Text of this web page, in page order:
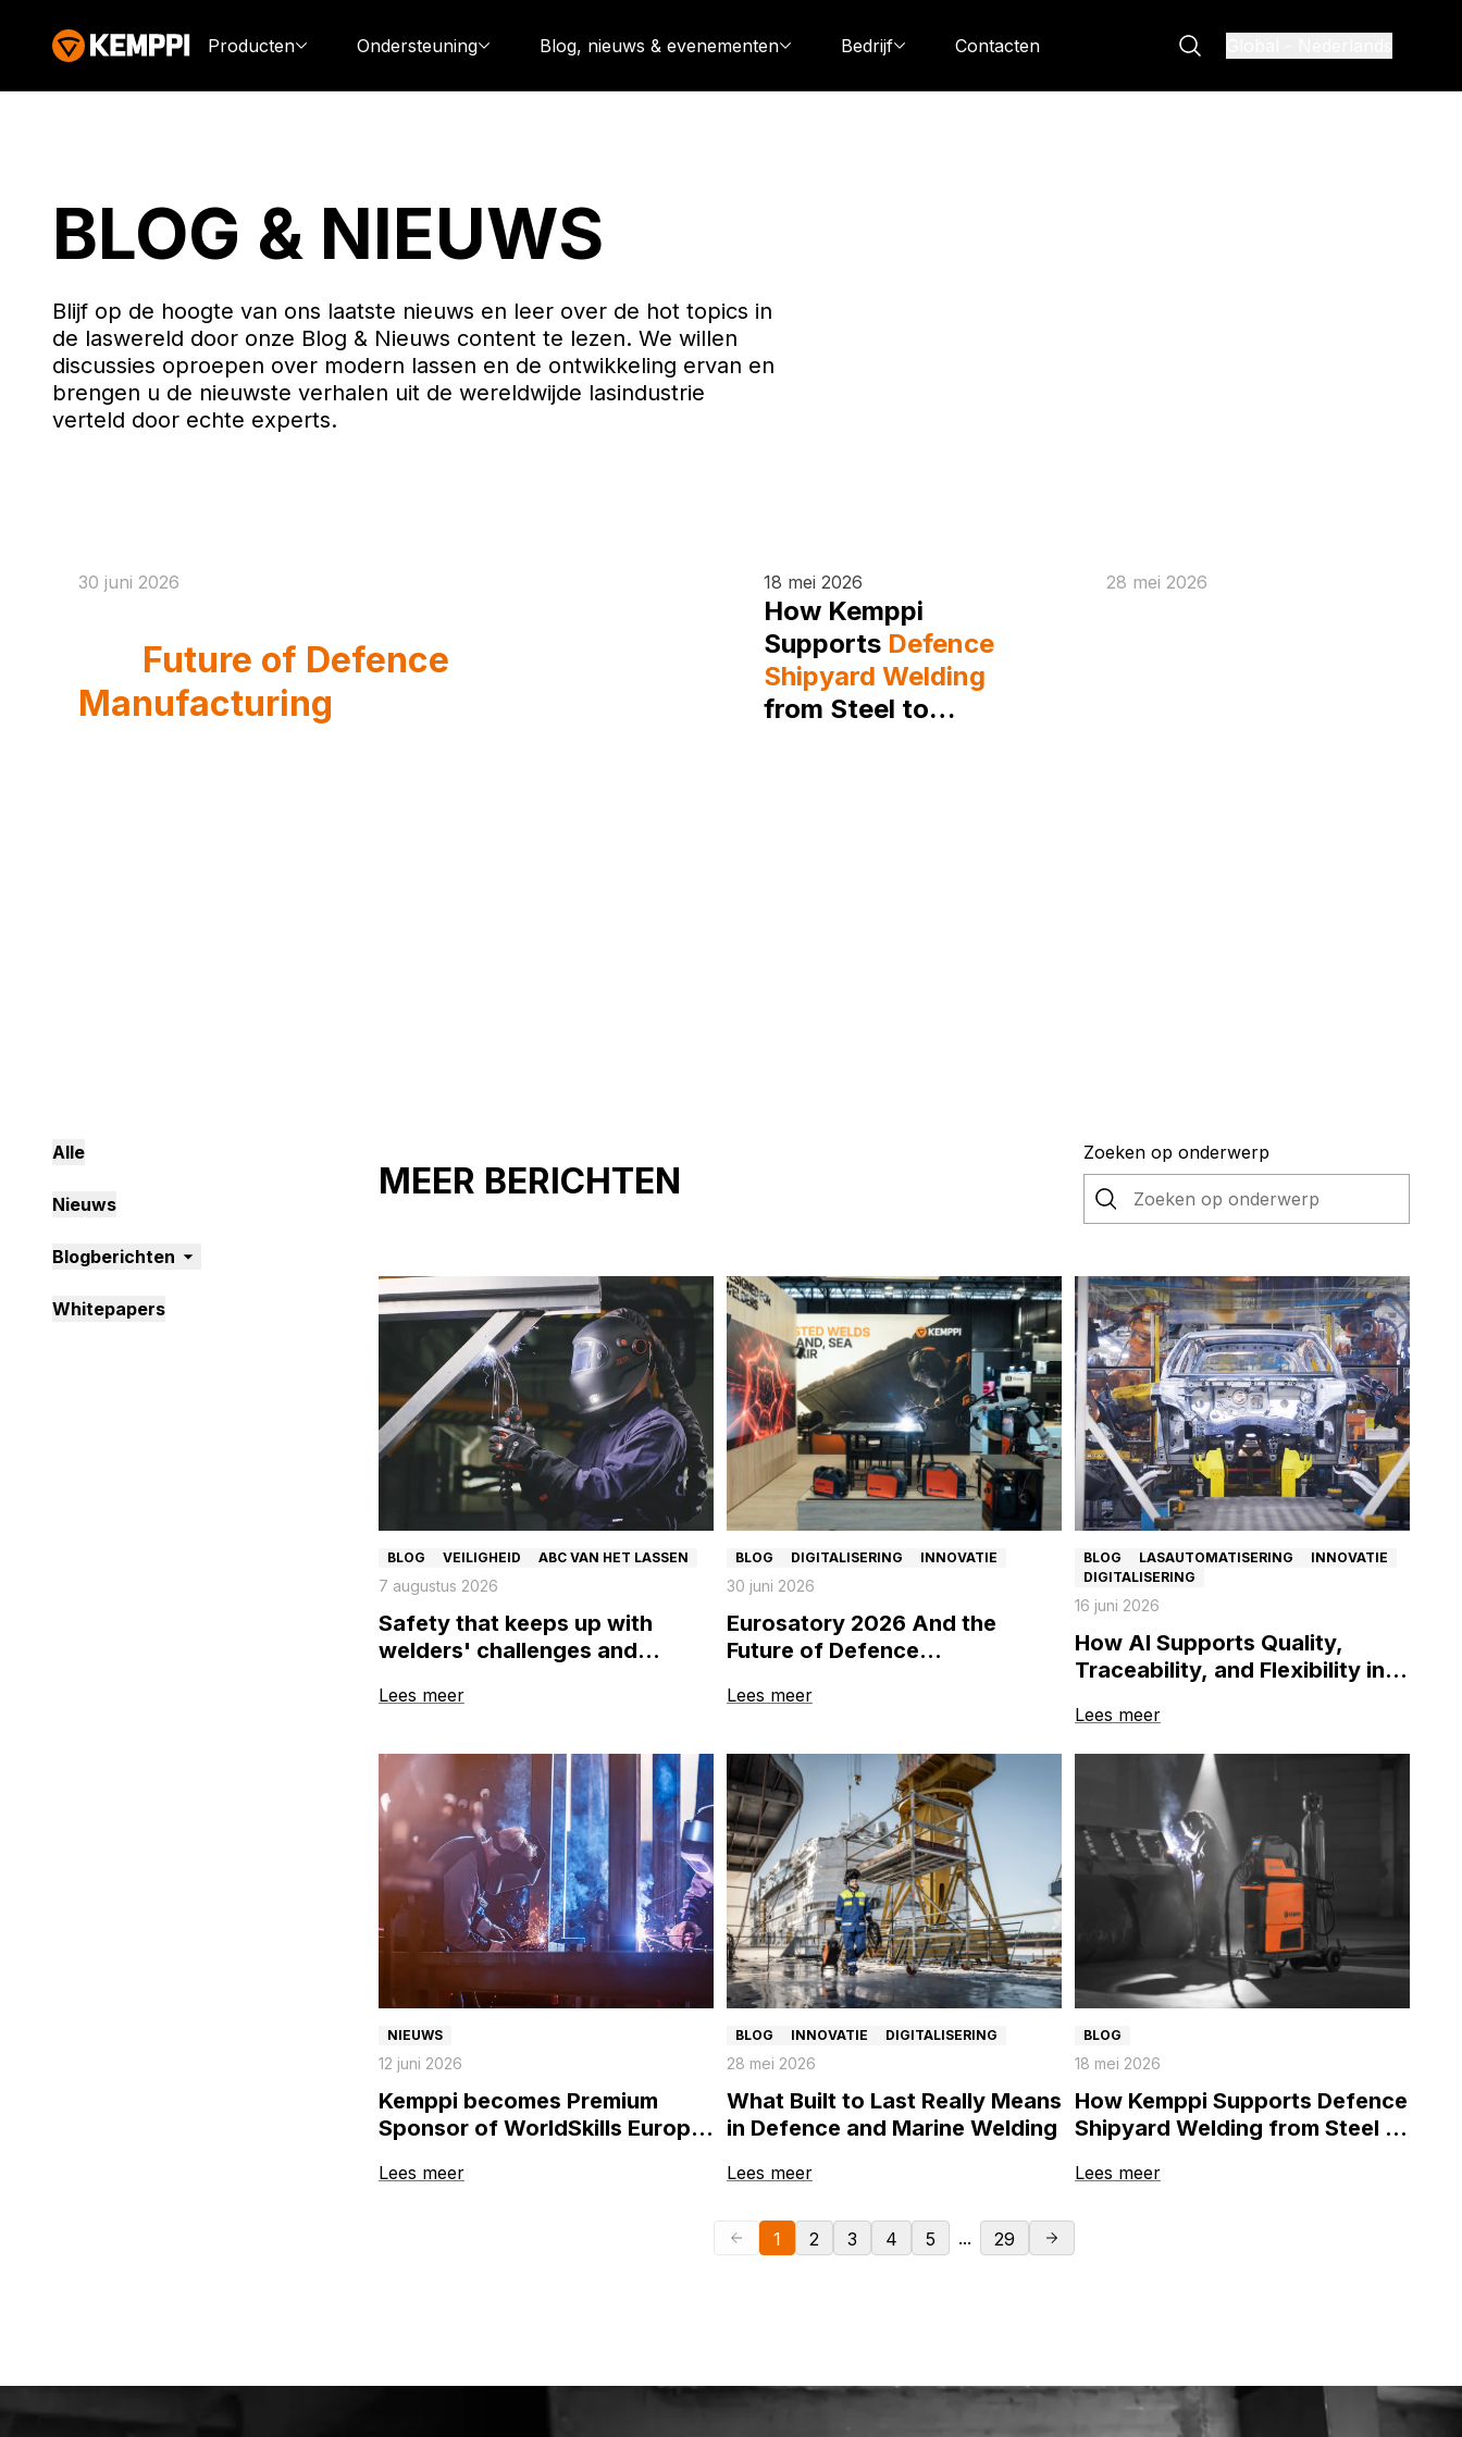
Producten Ondersteuning Blog, nieuws & evenementen Bedrijf Contacten
BLOG & NIEUWS
Blijf op de hoogte van ons laatste nieuws en leer over de hot topics in
de laswereld door onze Blog & Nieuws content te lezen. We willen
discussies oproepen over modern lassen en de ontwikkeling ervan en
brengen u de nieuwste verhalen uit de wereldwijde lasindustrie
verteld door echte experts.
Future of Defence
Manufacturing
30 juni 2026
How Kemppi
Supports Defence
Shipyard Welding
from Steel to
18 mei 2026 28 mei 2026
Alle
Nieuws
Blogberichten
Whitepapers
MEER BERICHTEN
Zoeken op onderwerp
6 berichten gevonden
BLOG VEILIGHEID ABC VAN HET LASSEN
7 augustus 2026
Safety that keeps up with
welders' challenges and
Lees meer
BLOG DIGITALISERING INNOVATIE
30 juni 2026
Eurosatory 2026 And the
Future of Defence
Lees meer
BLOG LASAUTOMATISERING
INNOVATIE
DIGITALISERING
16 juni 2026
How AI Supports Quality,
Traceability, and Flexibility in
Lees meer
NIEUWS
12 juni 2026
Kemppi becomes Premium
Sponsor of WorldSkills Europe
of welders
Lees meer
BLOG INNOVATIE DIGITALISERING
28 mei 2026
What Built to Last Really Means
in Defence and Marine Welding
Lees meer
BLOG
18 mei 2026
How Kemppi Supports Defence
Shipyard Welding from Steel to
Lees meer
1 2 3 4 5 ... 29